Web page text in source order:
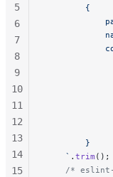
        {
        }
    `
. trim ();
/*
5
6
7
8
9
10
11
12
13
14
15